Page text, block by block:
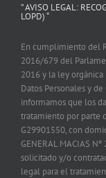
” AVISO LEGAL:
LOPD) “
En cumplimiento del
2016/679 del
2016 y la ley
Datos Personales y
informamos que los
tratamiento por parte
G29901550, con
GENERAL MACIAS
solicitado y/o
legal para el